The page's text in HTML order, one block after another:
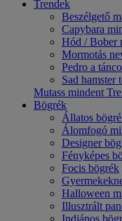
Trendek
Beszélgető
Capybara
Hód / Bober
Mormotás
Pedro a
Sad hamster
Mutass mindent
Bögrék
Állatos
Álomfogó
Designer
Fényképes
Focis bögrék
Halloween
Illusztrált
Indiános